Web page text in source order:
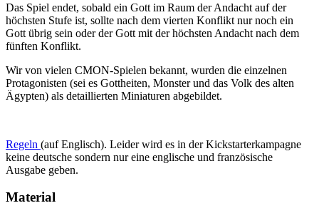
Das Spiel endet, sobald ein Gott im Raum der Andacht auf der
höchsten Stufe ist, sollte nach dem vierten Konflikt nur noch ein
Gott übrig sein oder der Gott mit der höchsten Andacht nach dem
fünften Konflikt.
Wir von vielen CMON-Spielen bekannt, wurden die einzelnen
Protagonisten (sei es Gottheiten, Monster und das Volk des alten
Ägypten) als detaillierten Miniaturen abgebildet.
Regeln (auf Englisch). Leider wird es in der Kickstarterkampagne
keine deutsche sondern nur eine englische und französische
Ausgabe geben.
Material